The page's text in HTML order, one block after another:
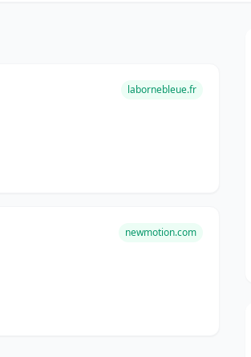
labornebleue.fr
newmotion.com